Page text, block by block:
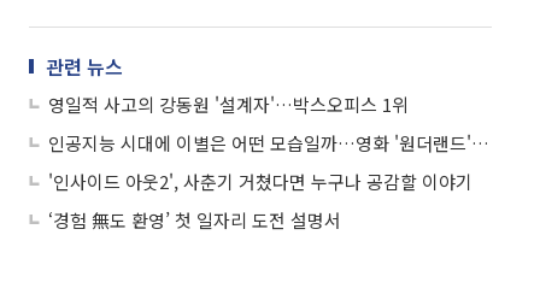
관련 뉴스
영일적 사고의 강동원 '설계자'…박스오피스 1위
인공지능 시대에 이별은 어떤 모습일까…영화 '원더랜드'서 확인하세요
'인사이드 아웃2', 사춘기 거쳤다면 누구나 공감할 이야기
‘경험 無도 환영’ 첫 일자리 도전 설명서